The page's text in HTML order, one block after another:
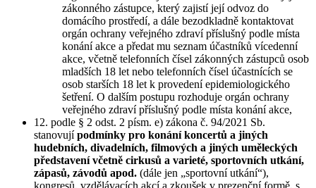
zákonného zástupce, který zajistí její odvoz do
domácího prostředí, a dále bezodkladně kontaktovat
orgán ochrany veřejného zdraví příslušný podle místa
konání akce a předat mu seznam účastníků vícedenní
akce, včetně telefonních čísel zákonných zástupců osob
mladších 18 let nebo telefonních čísel účastnících se
osob starších 18 let k provedení epidemiologického
šetření. O dalším postupu rozhoduje orgán ochrany
veřejného zdraví příslušný podle místa konání akce,
12. podle § 2 odst. 2 písm. e) zákona č. 94/2021 Sb.
stanovujípodmínky pro konání koncertů a jiných
hudebních, divadelních, filmových a jiných uměleckých
představení včetně cirkusů a varieté, sportovních utkání,
zápasů, závodů apod. (dále jen „sportovní utkání“),
kongresů, vzdělávacích akcí a zkoušek v prezenční formě, s